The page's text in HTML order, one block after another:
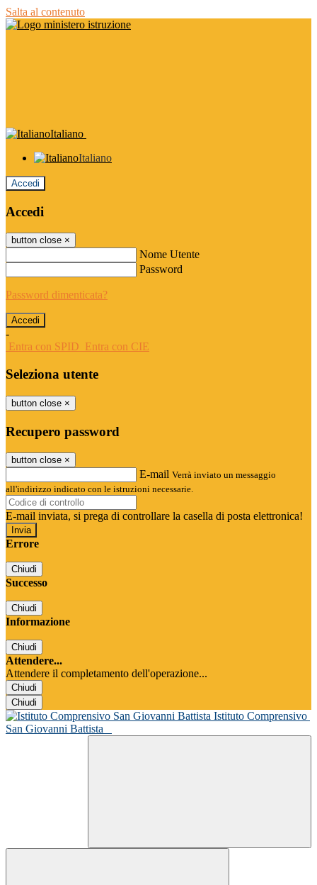
Salta al contenuto
Italiano
Italiano
Accedi
Accedi
button close ×
Nome Utente
Password
Password dimenticata?
-
Entra con SPID Entra con CIE
Seleziona utente
button close ×
Recupero password
button close ×
E-mail Verrà inviato un messaggio
all'indirizzo indicato con le istruzioni necessarie.
E-mail inviata, si prega di controllare la casella di posta elettronica!
Errore
Chiudi
Successo
Chiudi
Informazione
Chiudi
Attendere...
Attendere il completamento dell'operazione...
Chiudi
Chiudi
Istituto Comprensivo
San Giovanni Battista